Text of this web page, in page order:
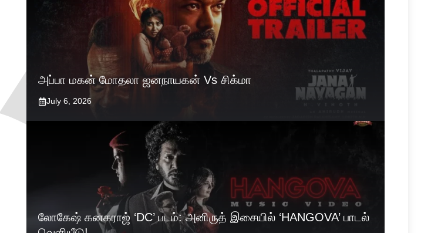
அப்பா மகன் மோதலா ஜனநாயகன் Vs சிக்மா
July 6, 2026
லோகேஷ் கனகராஜ் ‘DC’ படம்: அனிருத் இசையில் ‘HANGOVA’ பாடல்